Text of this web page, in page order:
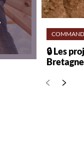
🔒︎ Les